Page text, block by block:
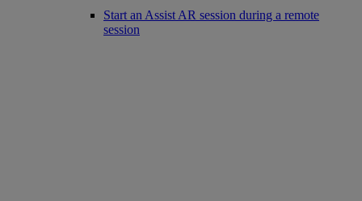
Start an Assist AR session during a remote
session